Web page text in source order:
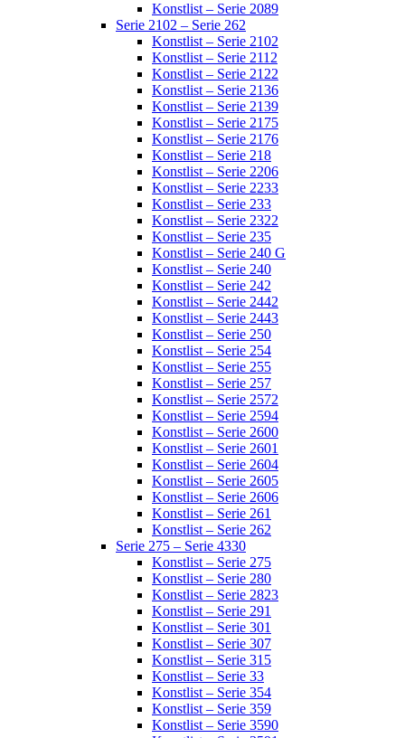
Konstlist – Serie 2089
Serie 2102 – Serie 262
Konstlist – Serie 2102
Konstlist – Serie 2112
Konstlist – Serie 2122
Konstlist – Serie 2136
Konstlist – Serie 2139
Konstlist – Serie 2175
Konstlist – Serie 2176
Konstlist – Serie 218
Konstlist – Serie 2206
Konstlist – Serie 2233
Konstlist – Serie 233
Konstlist – Serie 2322
Konstlist – Serie 235
Konstlist – Serie 240 G
Konstlist – Serie 240
Konstlist – Serie 242
Konstlist – Serie 2442
Konstlist – Serie 2443
Konstlist – Serie 250
Konstlist – Serie 254
Konstlist – Serie 255
Konstlist – Serie 257
Konstlist – Serie 2572
Konstlist – Serie 2594
Konstlist – Serie 2600
Konstlist – Serie 2601
Konstlist – Serie 2604
Konstlist – Serie 2605
Konstlist – Serie 2606
Konstlist – Serie 261
Konstlist – Serie 262
Serie 275 – Serie 4330
Konstlist – Serie 275
Konstlist – Serie 280
Konstlist – Serie 2823
Konstlist – Serie 291
Konstlist – Serie 301
Konstlist – Serie 307
Konstlist – Serie 315
Konstlist – Serie 33
Konstlist – Serie 354
Konstlist – Serie 359
Konstlist – Serie 3590